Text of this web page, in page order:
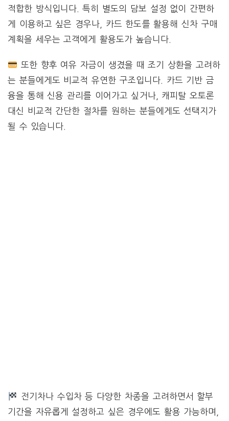
적합한 방식입니다. 특히 별도의 담보 설정 없이 간편하
게 이용하고 싶은 경우나, 카드 한도를 활용해 신차 구매
계획을 세우는 고객에게 활용도가 높습니다.
또한 향후 여유 자금이 생겼을 때 조기 상환을 고려하
는 분들에게도 비교적 유연한 구조입니다. 카드 기반 금
융을 통해 신용 관리를 이어가고 싶거나, 캐피탈 오토론
대신 비교적 간단한 절차를 원하는 분들에게도 선택지가
될 수 있습니다.
전기차나 수입차 등 다양한 차종을 고려하면서 할부
기간을 자유롭게 설정하고 싶은 경우에도 활용 가능하며,